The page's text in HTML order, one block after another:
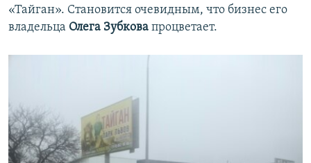
«Тайган». Становится очевидным, что бизнес его
владельца Олега Зубкова процветает.